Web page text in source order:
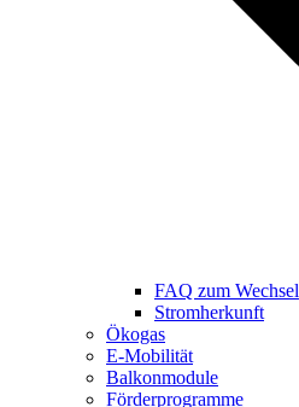
FAQ zum Wechsel
Stromherkunft
Ökogas
E-Mobilität
Balkonmodule
Förderprogramme